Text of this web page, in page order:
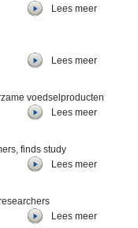
Lees meer
Lees meer
voedselproducten
Lees meer
finds study
Lees meer
Lees meer